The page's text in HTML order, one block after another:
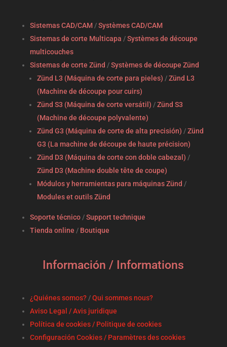
Sistemas CAD/CAM/Systèmes CAD/CAM
Sistemas de corte Multicapa /Systèmes de découpe
multicouches
Sistemas de corte Zünd /Systèmes de découpe Zünd
Zünd L3 (Máquina de corte para pieles) /Zünd L3
(Machine de découpe pour cuirs)
Zünd S3 (Máquina de corte versátil) /Zünd S3
(Machine de découpe polyvalente)
Zünd G3 (Máquina de corte de alta precisión) /Zünd
G3 (La machine de découpe de haute précision)
Zünd D3 (Máquina de corte con doble cabezal) /
Zünd D3 (Machine double tête de coupe)
Módulos y herramientas para máquinas Zünd /
Modules et outils Zünd
Soporte técnico/Support technique
Tienda online / Boutique
Información / Informations
¿Quiénes somos?/Qui sommes nous?
Aviso Legal / Avis juridique
Política de cookies / Politique de cookies
Configuración Cookies / Paramètres des cookies